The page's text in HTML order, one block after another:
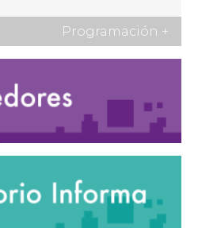
Programación +